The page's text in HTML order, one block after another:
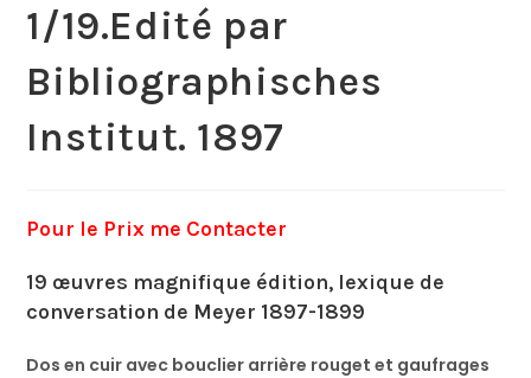
1/19.Edité par
Bibliographisches
Institut. 1897
Pour le Prix me Contacter
19 œuvres magnifique édition, lexique de
conversation de Meyer 1897-1899
Dos en cuir avec bouclier arrière rouget et gaufrages